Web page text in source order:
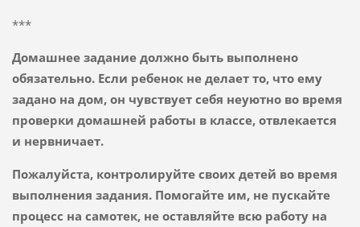
***
Домашнее задание должно быть выполнено
обязательно. Если ребенок не делает то, что ему
задано на дом, он чувствует себя неуютно во время
проверки домашней работы в классе, отвлекается
и нервничает.
Пожалуйста, контролируйте своих детей во время
выполнения задания. Помогайте им, не пускайте
процесс на самотек, не оставляйте всю работу на